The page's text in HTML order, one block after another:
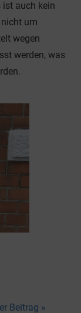
ist auch kein
um
wegen
werden, was
Beitrag